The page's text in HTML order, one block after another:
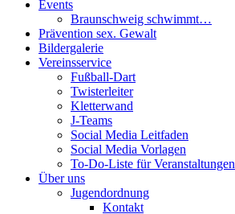
Events
Braunschweig schwimmt…
Prävention sex. Gewalt
Bildergalerie
Vereinsservice
Fußball-Dart
Twisterleiter
Kletterwand
J‑Teams
Social Media Leitfaden
Social Media Vorlagen
To-Do-Liste für Veranstaltungen
Über uns
Jugendordnung
Kontakt